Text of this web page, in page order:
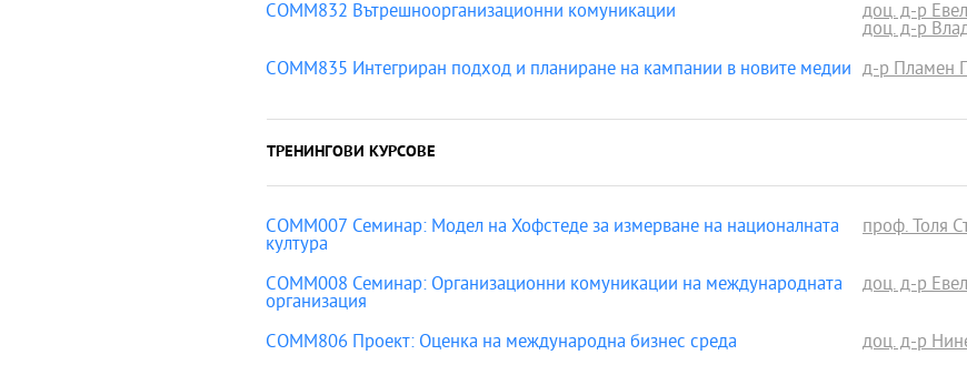
COMM832 Вътрешноорганизационни комуникации
доц. д-р
доц. д-р
COMM835 Интегриран подход и планиране на кампании в новите медии д-р Пламен
ТРЕНИНГОВИ КУРСОВЕ
COMM007 Семинар: Модел на Хофстеде за измерване на националната
култура
проф. Толя
COMM008 Семинар: Организационни комуникации на международната
организация
доц. д-р
COMM806 Проект: Оценка на международна бизнес среда доц. д-р